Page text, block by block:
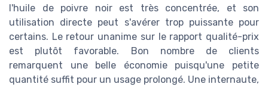
l'huile de poivre noir est très concentrée, et son
utilisation directe peut s'avérer trop puissante pour
certains. Le retour unanime sur le rapport qualité-prix
est plutôt favorable. Bon nombre de clients
remarquent une belle économie puisqu'une petite
quantité suffit pour un usage prolongé. Une internaute,